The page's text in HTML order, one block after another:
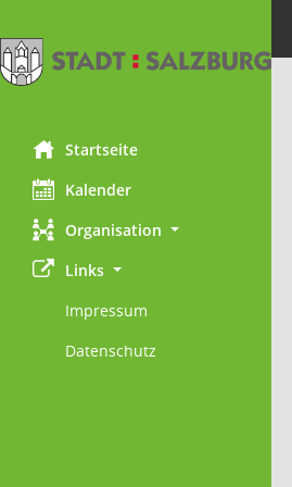
Startseite
Kalender
Organisation
Links
Impressum
Datenschutz